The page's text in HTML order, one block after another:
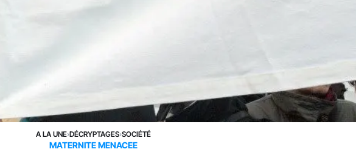
A LA UNE›DÉCRYPTAGES›SOCIÉTÉ
MATERNITE MENACEE